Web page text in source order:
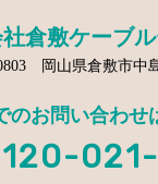
倉敷ケーブ
岡山県倉敷市中
のお問い合わせ